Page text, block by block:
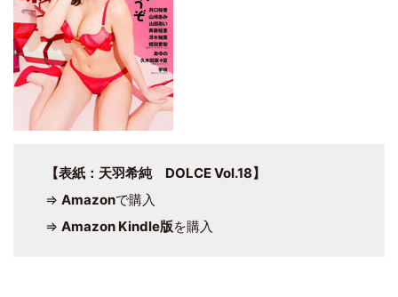
【表紙：天羽希純 DOLCE Vol.18】
⇒ Amazonで購入
⇒ Amazon Kindle版を購入